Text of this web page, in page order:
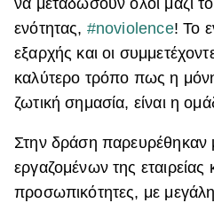
ενότητας, #noviolence! Το
εξαρχής και οι
καλύτερο τρόπο πως η
ζωτική σημασία, είναι η
Στην δράση παρευρέθηκαν
εργαζομένων της εταιρείας
προσωπικότητες, με